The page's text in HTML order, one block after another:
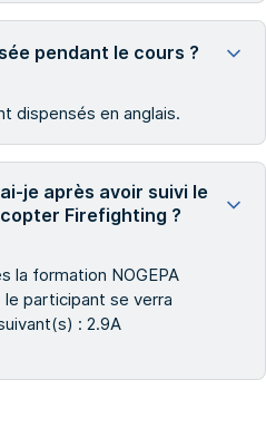
pendant le cours ?
dispensés en anglais.
je après avoir suivi le
Firefighting ?
la formation NOGEPA
participant se verra
: 2.9A